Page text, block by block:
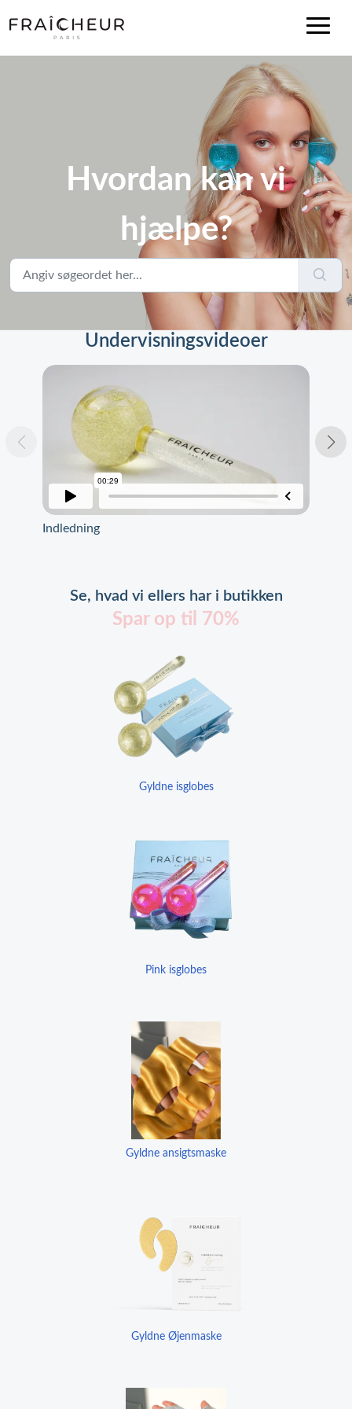
Hvordan kan vi
hjælpe?
Undervisningsvideoer
Indledning
Se, hvad vi ellers har i butikken
Spar op til 70%
Gyldne isglobes
Pink isglobes
Gyldne ansigtsmaske
Gyldne Øjenmaske